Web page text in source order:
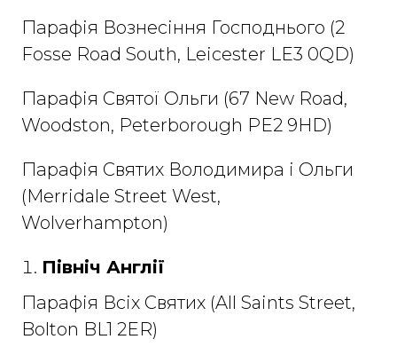
Парафія Вознесіння Господнього (2
Fosse Road South, Leicester LE3 0QD)​
Парафія Святої Ольги (67 New Road,
Woodston, Peterborough PE2 9HD​)
Парафія Святих Володимира і Ольги
(Merridale Street West,
Wolverhampton)
Північ Англії
Парафія Всіх Святих (All Saints Street,
Bolton BL1 2ER)